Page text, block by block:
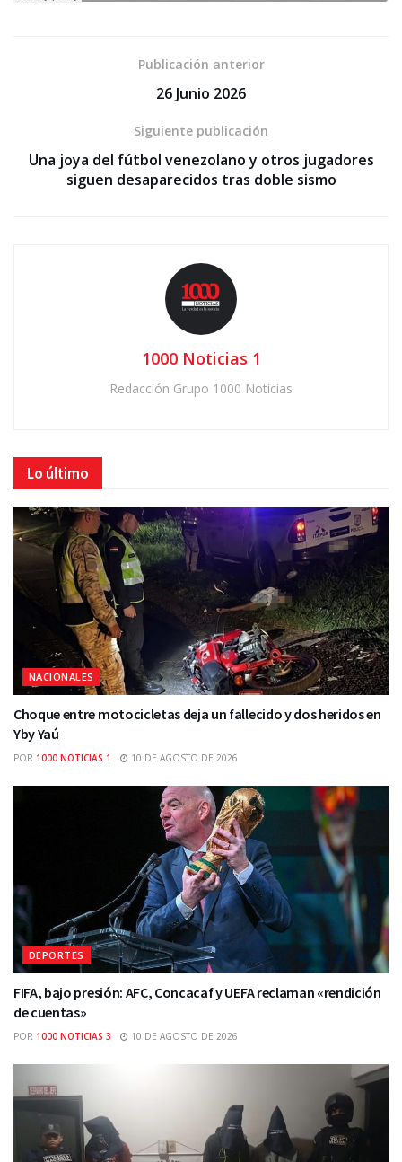
Publicación anterior
26 Junio 2026
Siguiente publicación
Una joya del fútbol venezolano y otros jugadores
siguen desaparecidos tras doble sismo
1000 Noticias 1
Redacción Grupo 1000 Noticias
Lo último
NACIONALES
Choque entre motocicletas deja un fallecido y dos heridos en
Yby Yaú
POR 1000 NOTICIAS 1 10 DE AGOSTO DE 2026
DEPORTES
FIFA, bajo presión: AFC, Concacaf y UEFA reclaman «rendición
de cuentas»
POR 1000 NOTICIAS 3 10 DE AGOSTO DE 2026